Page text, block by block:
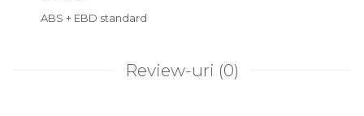
ABS + EBD standard
Review-uri (0)